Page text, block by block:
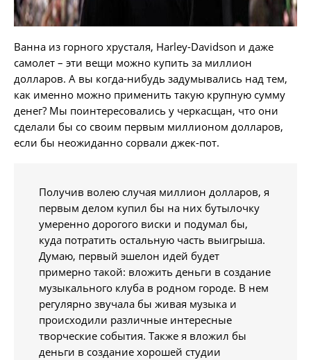
Ванна из горного хрусталя, Harley-Davidson и даже
самолет – эти вещи можно купить за миллион
долларов. А вы когда-нибудь задумывались над тем,
как именно можно применить такую крупную сумму
денег? Мы поинтересовались у черкасщан, что они
сделали бы со своим первым миллионом долларов,
если бы неожиданно сорвали джек-пот.
Получив волею случая миллион долларов, я
первым делом купил бы на них бутылочку
умеренно дорогого виски и подумал бы,
куда потратить остальную часть выигрыша.
Думаю, первый эшелон идей будет
примерно такой: вложить деньги в создание
музыкального клуба в родном городе. В нем
регулярно звучала бы живая музыка и
происходили различные интересные
творческие события. Также я вложил бы
деньги в создание хорошей студии